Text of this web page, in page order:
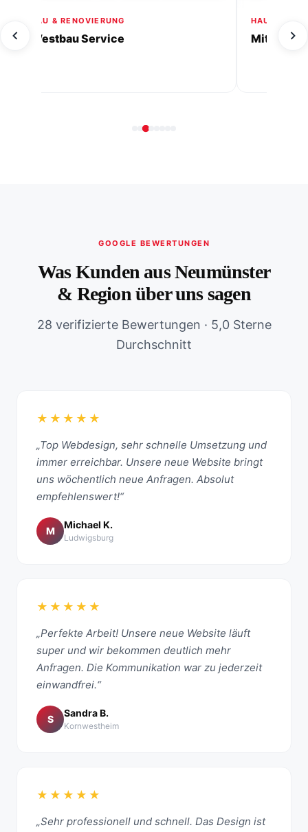
BAU & RENOVIERUNG
Westbau Service Mit Herz
GOOGLE BEWERTUNGEN
Was Kunden aus Neumünster
& Region über uns sagen
28 verifizierte Bewertungen · 5,0 Sterne
Durchschnitt
★★★★★
„Top Webdesign, sehr schnelle Umsetzung und
immer erreichbar. Unsere neue Website bringt
uns wöchentlich neue Anfragen. Absolut
empfehlenswert!“
M
Michael K.
Ludwigsburg
★★★★★
„Perfekte Arbeit! Unsere neue Website läuft
super und wir bekommen deutlich mehr
Anfragen. Die Kommunikation war zu jederzeit
einwandfrei.“
S
Sandra B.
Kornwestheim
★★★★★
„Sehr professionell und schnell. Das Design ist